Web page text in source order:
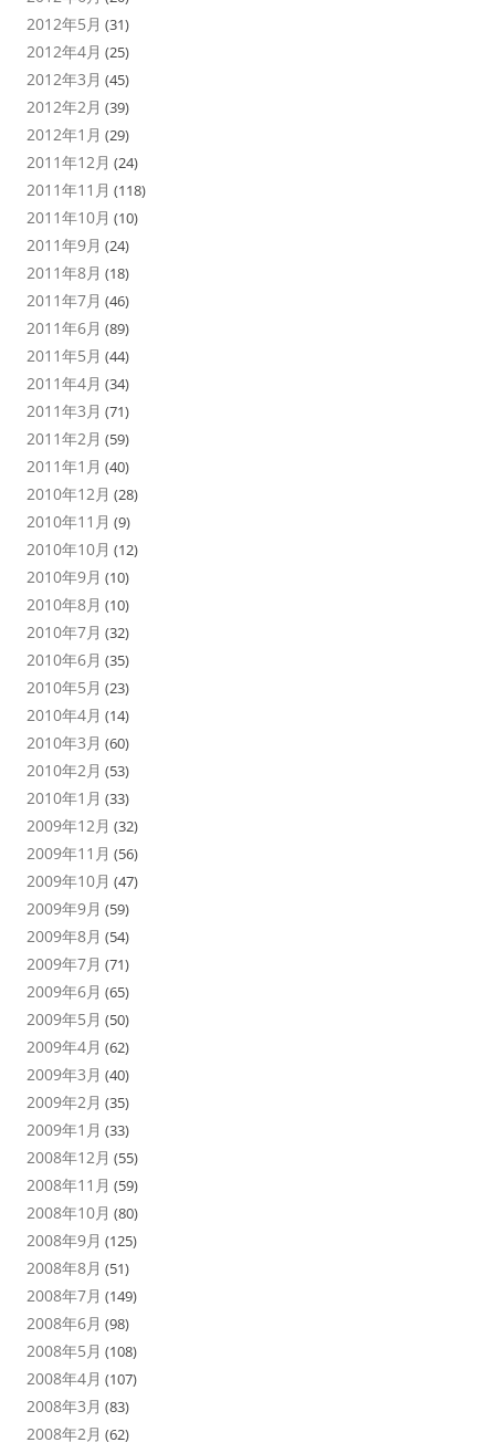
2012年5月 (31)
2012年4月 (25)
2012年3月 (45)
2012年2月 (39)
2012年1月 (29)
2011年12月 (24)
2011年11月 (118)
2011年10月 (10)
2011年9月 (24)
2011年8月 (18)
2011年7月 (46)
2011年6月 (89)
2011年5月 (44)
2011年4月 (34)
2011年3月 (71)
2011年2月 (59)
2011年1月 (40)
2010年12月 (28)
2010年11月 (9)
2010年10月 (12)
2010年9月 (10)
2010年8月 (10)
2010年7月 (32)
2010年6月 (35)
2010年5月 (23)
2010年4月 (14)
2010年3月 (60)
2010年2月 (53)
2010年1月 (33)
2009年12月 (32)
2009年11月 (56)
2009年10月 (47)
2009年9月 (59)
2009年8月 (54)
2009年7月 (71)
2009年6月 (65)
2009年5月 (50)
2009年4月 (62)
2009年3月 (40)
2009年2月 (35)
2009年1月 (33)
2008年12月 (55)
2008年11月 (59)
2008年10月 (80)
2008年9月 (125)
2008年8月 (51)
2008年7月 (149)
2008年6月 (98)
2008年5月 (108)
2008年4月 (107)
2008年3月 (83)
2008年2月 (62)